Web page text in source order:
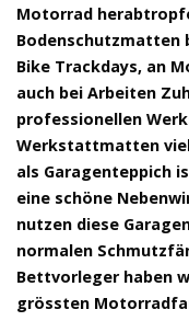
Motorrad
Bodenschutzmatten
Bike Trackdays, an
auch bei Arbeiten
professionellen
Werkstattmatten
als Garagenteppich
eine schöne
nutzen diese
normalen
Bettvorleger haben
grössten